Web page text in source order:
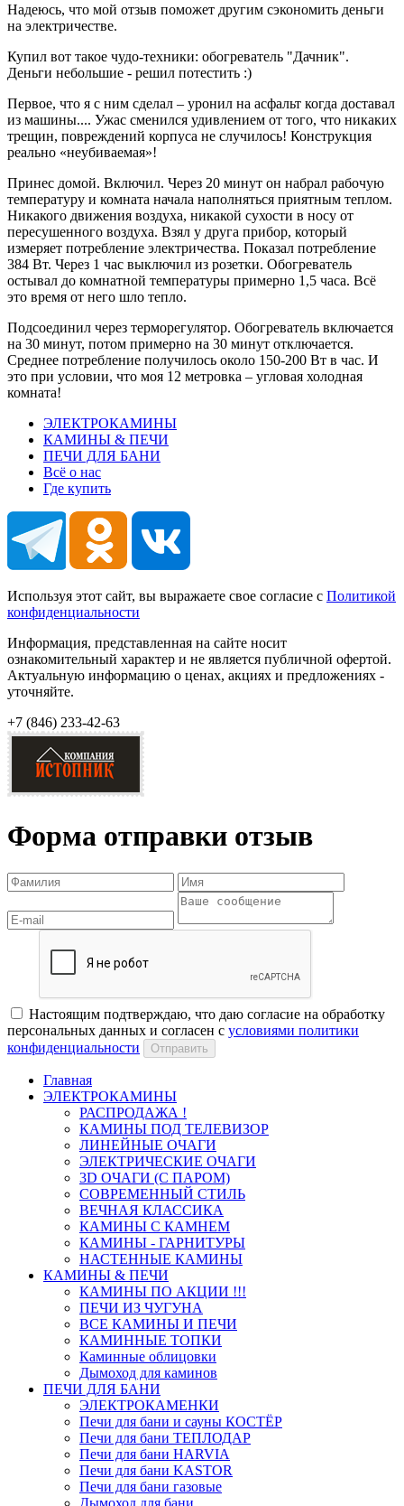
Надеюсь, что мой отзыв поможет другим сэкономить деньги
на электричестве.
Купил вот такое чудо-техники: обогреватель "Дачник".
Деньги небольшие - решил потестить :)
Первое, что я с ним сделал – уронил на асфальт когда доставал
из машины.... Ужас сменился удивлением от того, что никаких
трещин, повреждений корпуса не случилось! Конструкция
реально «неубиваемая»!
Принес домой. Включил. Через 20 минут он набрал рабочую
температуру и комната начала наполняться приятным теплом.
Никакого движения воздуха, никакой сухости в носу от
пересушенного воздуха. Взял у друга прибор, который
измеряет потребление электричества. Показал потребление
384 Вт. Через 1 час выключил из розетки. Обогреватель
остывал до комнатной температуры примерно 1,5 часа. Всё
это время от него шло тепло.
Подсоединил через терморегулятор. Обогреватель включается
на 30 минут, потом примерно на 30 минут отключается.
Среднее потребление получилось около 150-200 Вт в час. И
это при условии, что моя 12 метровка – угловая холодная
комната!
ЭЛЕКТРОКАМИНЫ
КАМИНЫ & ПЕЧИ
ПЕЧИ ДЛЯ БАНИ
Всё о нас
Где купить
Используя этот сайт, вы выражаете свое согласие с Политикой
конфиденциальности
Информация, представленная на сайте носит
ознакомительный характер и не является публичной офертой.
Актуальную информацию о ценах, акциях и предложениях -
уточняйте.
+7 (846) 233-42-63
Форма отправки отзыв
Настоящим подтверждаю, что даю согласие на обработку
персональных данных и согласен с условиями политики
конфиденциальности
Отправить
Главная
ЭЛЕКТРОКАМИНЫ
РАСПРОДАЖА !
КАМИНЫ ПОД ТЕЛЕВИЗОР
ЛИНЕЙНЫЕ ОЧАГИ
ЭЛЕКТРИЧЕСКИЕ ОЧАГИ
3D ОЧАГИ (С ПАРОМ)
СОВРЕМЕННЫЙ СТИЛЬ
ВЕЧНАЯ КЛАССИКА
КАМИНЫ С КАМНЕМ
КАМИНЫ - ГАРНИТУРЫ
НАСТЕННЫЕ КАМИНЫ
КАМИНЫ & ПЕЧИ
КАМИНЫ ПО АКЦИИ !!!
ПЕЧИ ИЗ ЧУГУНА
ВСЕ КАМИНЫ И ПЕЧИ
КАМИННЫЕ ТОПКИ
Каминные облицовки
Дымоход для каминов
ПЕЧИ ДЛЯ БАНИ
ЭЛЕКТРОКАМЕНКИ
Печи для бани и сауны КОСТЁР
Печи для бани ТЕПЛОДАР
Печи для бани HARVIA
Печи для бани KASTOR
Печи для бани газовые
Дымоход для бани